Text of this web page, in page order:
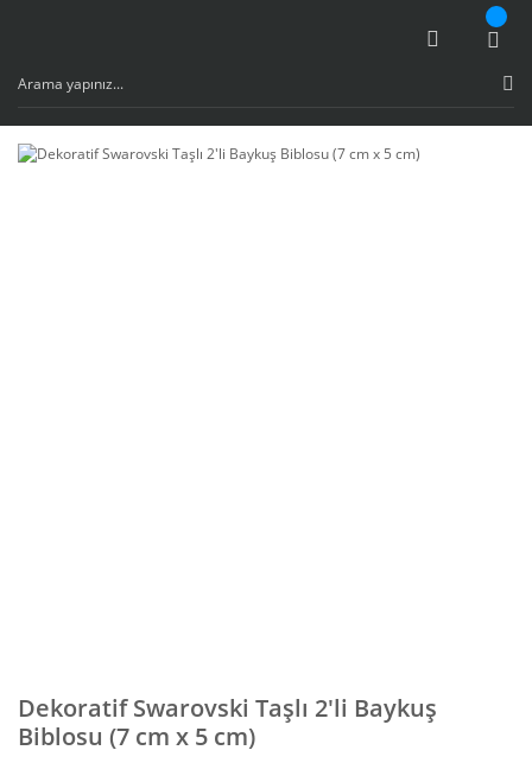
Dekoratif Swarovski Taşlı 2'li Baykuş
Biblosu (7 cm x 5 cm)